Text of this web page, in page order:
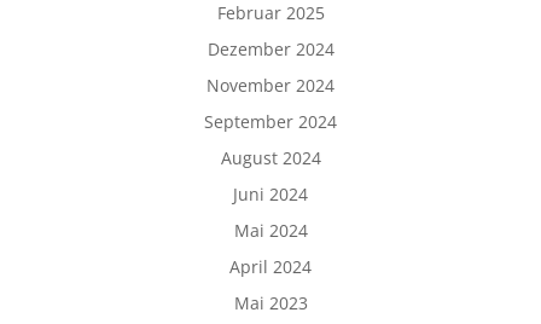
Februar 2025
Dezember 2024
November 2024
September 2024
August 2024
Juni 2024
Mai 2024
April 2024
Mai 2023